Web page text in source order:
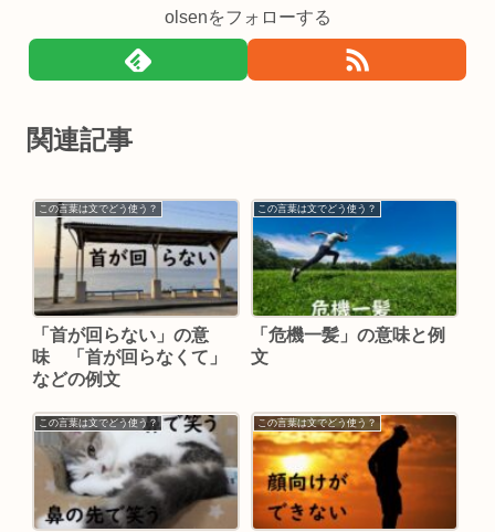
olsenをフォローする
関連記事
この言葉は文でどう使う？
「首が回らない」の意
味 「首が回らなくて」
などの例文
この言葉は文でどう使う？
「危機一髪」の意味と例
文
この言葉は文でどう使う？ この言葉は文でどう使う？